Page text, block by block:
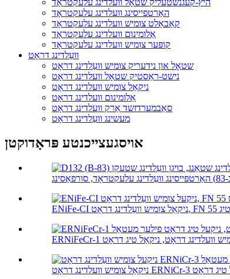
האַרטפייסינג וועלדינג עלעקטראָד
קאָבאַלט צומיש וועלדינג עלעקטראָד
אַלומינום וועלדינג עלעקטראָד
קופּער צומיש וועלדינג עלעקטראָד
וועַלדינג דראָט
שטאָל און נידעריק צומיש וועַלדינג דראָט
נישט-ראַסטיק שטאָל וועלדינג דראָט
ניקאַל צומיש וועלדינג דראָט
אַלומינום וועלדינג דראָט
סאַבמערדזשד אַרק וועלדינג דראָט
מעשינג וועַלדינג דראָט
אויסגעצייכנטע פּראָדוקטן